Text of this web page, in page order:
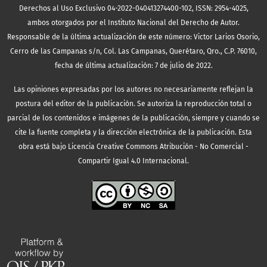
Derechos al Uso Exclusivo 04-2022-040413274400-102, ISSN: 2954-4025,
ambos otorgados por el Instituto Nacional del Derecho de Autor.
Responsable de la última actualización de este número: Victor Larios Osorio,
Cerro de las Campanas s/n, Col. Las Campanas, Querétaro, Qro., C.P. 76010,
fecha de última actualización: 7 de julio de 2022.
Las opiniones expresadas por los autores no necesariamente reflejan la
postura del editor de la publicación. Se autoriza la reproducción total o
parcial de los contenidos e imágenes de la publicación, siempre y cuando se
cite la fuente completa y la dirección electrónica de la publicación. Esta
obra está bajo Licencia Creative Commons Atribución - No Comercial -
Compartir Igual 4.0 Internacional.